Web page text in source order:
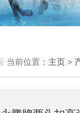
当前位置： 主页>